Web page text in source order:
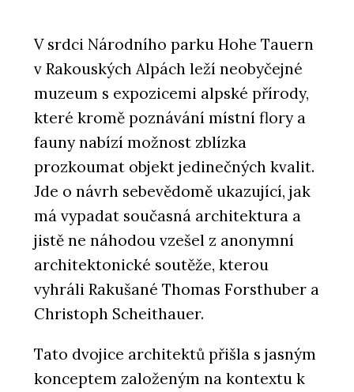
V srdci Národního parku Hohe Tauern
v Rakouských Alpách leží neobyčejné
muzeum s expozicemi alpské přírody,
které kromě poznávání místní flory a
fauny nabízí možnost zblízka
prozkoumat objekt jedinečných kvalit.
Jde o návrh sebevědomě ukazující, jak
má vypadat současná architektura a
jistě ne náhodou vzešel z anonymní
architektonické soutěže, kterou
vyhráli Rakušané Thomas Forsthuber a
Christoph Scheithauer.
Tato dvojice architektů přišla s jasným
konceptem založeným na kontextu k